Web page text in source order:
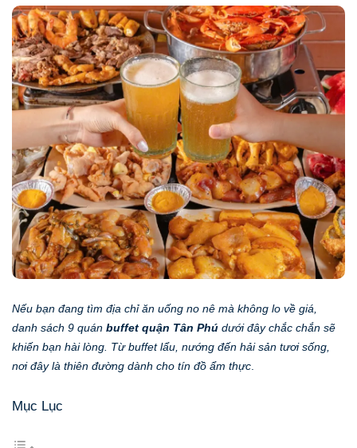
Nếu bạn đang tìm địa chỉ ăn uống no nê mà không lo về giá,
danh sách 9 quán buffet quận Tân Phú dưới đây chắc chắn sẽ
khiến bạn hài lòng. Từ buffet lẩu, nướng đến hải sản tươi sống,
nơi đây là thiên đường dành cho tín đồ ẩm thực
Mục Lục